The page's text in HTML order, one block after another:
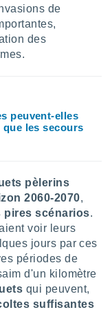
de
des
peuvent-elles
les secours
pèlerins
2060-2070,
pires scénarios.
voir leurs
jours par ces
périodes de
d'un kilomètre
qui peuvent,
suffisantes